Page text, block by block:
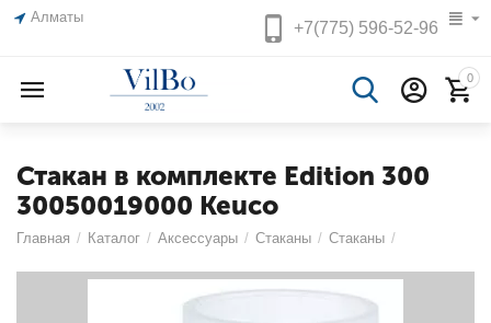
Алматы
+7(775)596-52-96
0
Стакан в комплекте Edition 300
30050019000 Keuco
Главная / Каталог / Аксессуары / Стаканы / Стаканы /